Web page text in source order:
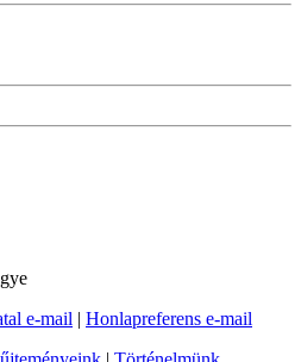
e-mail | Honlapreferens e-mail